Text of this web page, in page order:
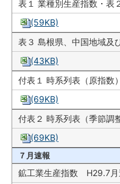
表１ 業種別生産指数・表
(59KB)
表３ 島根県、中国地域及
(43KB)
付表１ 時系列表（原指数
(69KB)
付表２ 時系列表（季節調
(69KB)
７月速報
鉱工業生産指数 H29.7月